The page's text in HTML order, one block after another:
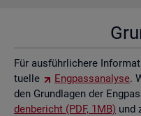
Für aus­führ­li­che­re
tu­el­le
Eng­pass­ana­ly­se.
den Grund­la­gen der
den­be­richt (PDF, 1MB) und